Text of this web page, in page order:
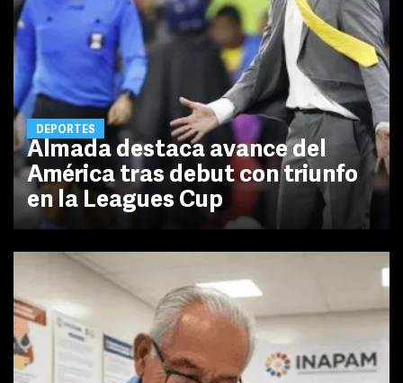
DEPORTES
Almada destaca avance del
América tras debut con triunfo
en la Leagues Cup